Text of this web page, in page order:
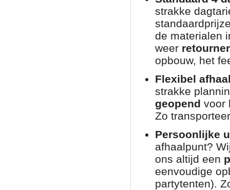
strakke
de materialen
weer
opbouw, het
Flexibel
strakke
geopend voor
Zo
Persoonlijke
afhaalpunt?
ons altijd een
eenvoudige
partytenten).